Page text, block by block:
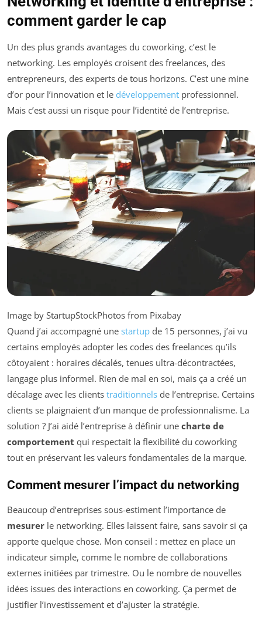
comment garder le cap
Un des plus grands avantages du coworking, c’est le
networking. Les employés croisent des freelances, des
entrepreneurs, des experts de tous horizons. C’est une mine
d’or pour l’innovation et le développement professionnel.
Mais c’est aussi un risque pour l’identité de l’entreprise.
Image by StartupStockPhotos from Pixabay
Quand j’ai accompagné une startup de 15 personnes, j’ai vu
certains employés adopter les codes des freelances qu’ils
côtoyaient : horaires décalés, tenues ultra-décontractées,
langage plus informel. Rien de mal en soi, mais ça a créé un
décalage avec les clients traditionnels de l’entreprise. Certains
clients se plaignaient d’un manque de professionnalisme. La
solution ? J’ai aidé l’entreprise à définir une charte de
comportement qui respectait la flexibilité du coworking
tout en préservant les valeurs fondamentales de la marque.
Comment mesurer l’impact du networking
Beaucoup d’entreprises sous-estiment l’importance de
mesurer le networking. Elles laissent faire, sans savoir si ça
apporte quelque chose. Mon conseil : mettez en place un
indicateur simple, comme le nombre de collaborations
externes initiées par trimestre. Ou le nombre de nouvelles
idées issues des interactions en coworking. Ça permet de
justifier l’investissement et d’ajuster la stratégie.